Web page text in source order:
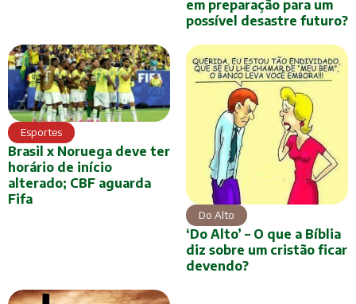
em preparação para um
possível desastre futuro?
Esportes
Brasil x Noruega deve ter
horário de início
alterado; CBF aguarda
Fifa
Do Alto
‘Do Alto’ – O que a Bíblia
diz sobre um cristão ficar
devendo?